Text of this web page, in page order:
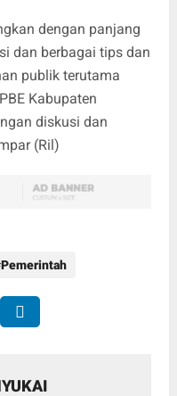
dengan panjang
dan berbagai tips dan
publik terutama
Kabupaten
diskusi dan
(Ril)
Pemerintah